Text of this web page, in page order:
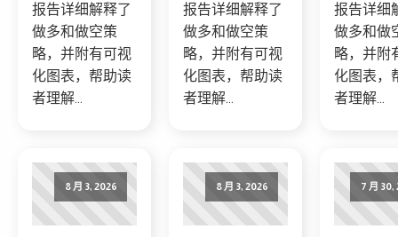
报告详细解释了
做多和做空策
略，并附有可视
化图表，帮助读
者理解...
报告详细解释了
做多和做空策
略，并附有可视
化图表，帮助读
者理解...
报告详细
做多和做
略，并附
化图表，
者理解...
8 月 3, 2026 8 月 3, 2026 7 月 30,